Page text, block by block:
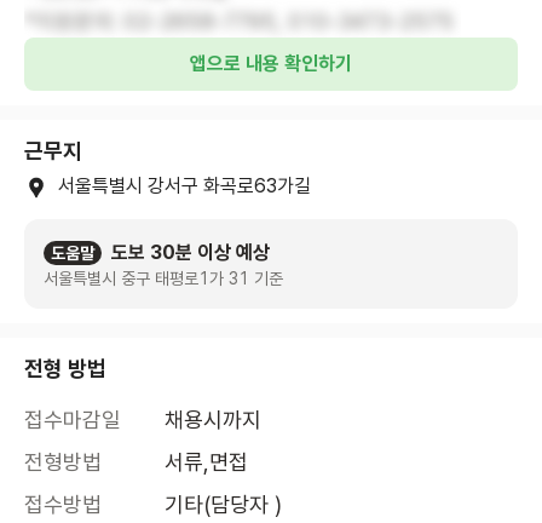
앱으로 내용 확인하기
근무지
서울특별시 강서구 화곡로63가길
도움말 도보 30분 이상 예상
서울특별시 중구 태평로1가 31 기준
전형 방법
접수마감일
채용시까지
전형방법
서류,면접
접수방법
기타(담당자 )